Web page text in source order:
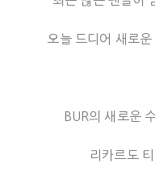
오늘 드디어 새로
BUR의 새로운
리카르도